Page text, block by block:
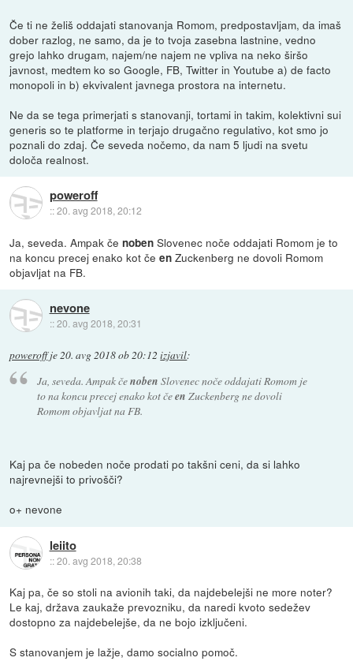
Če ti ne želiš oddajati stanovanja Romom, predpostavljam, da imaš
dober razlog, ne samo, da je to tvoja zasebna lastnine, vedno
grejo lahko drugam, najem/ne najem ne vpliva na neko širšo
javnost, medtem ko so Google, FB, Twitter in Youtube a) de facto
monopoli in b) ekvivalent javnega prostora na internetu.
Ne da se tega primerjati s stanovanji, tortami in takim, kolektivni sui
generis so te platforme in terjajo drugačno regulativo, kot smo jo
poznali do zdaj. Če seveda nočemo, da nam 5 ljudi na svetu
določa realnost.
poweroff
::20. avg 2018, 20:12
Ja, seveda. Ampak čenoben Slovenec noče oddajati Romom je to
na koncu precej enako kot čeen Zuckenberg ne dovoli Romom
objavljat na FB.
nevone
::20. avg 2018, 20:31
poweroffje20. avg 2018 ob 20:12 izjavil:
Ja, seveda. Ampak čenoben Slovenec noče oddajati Romom je
to na koncu precej enako kot čeen Zuckenberg ne dovoli
Romom objavljat na FB.
Kaj pa če nobeden noče prodati po takšni ceni, da si lahko
najrevnejši to privošči?
o+ nevone
leiito
::20. avg 2018, 20:38
Kaj pa, če so stoli na avionih taki, da najdebelejši ne more noter?
Le kaj, država zaukaže prevozniku, da naredi kvoto sedežev
dostopno za najdebelejše, da ne bojo izključeni.
S stanovanjem je lažje, damo socialno pomoč.